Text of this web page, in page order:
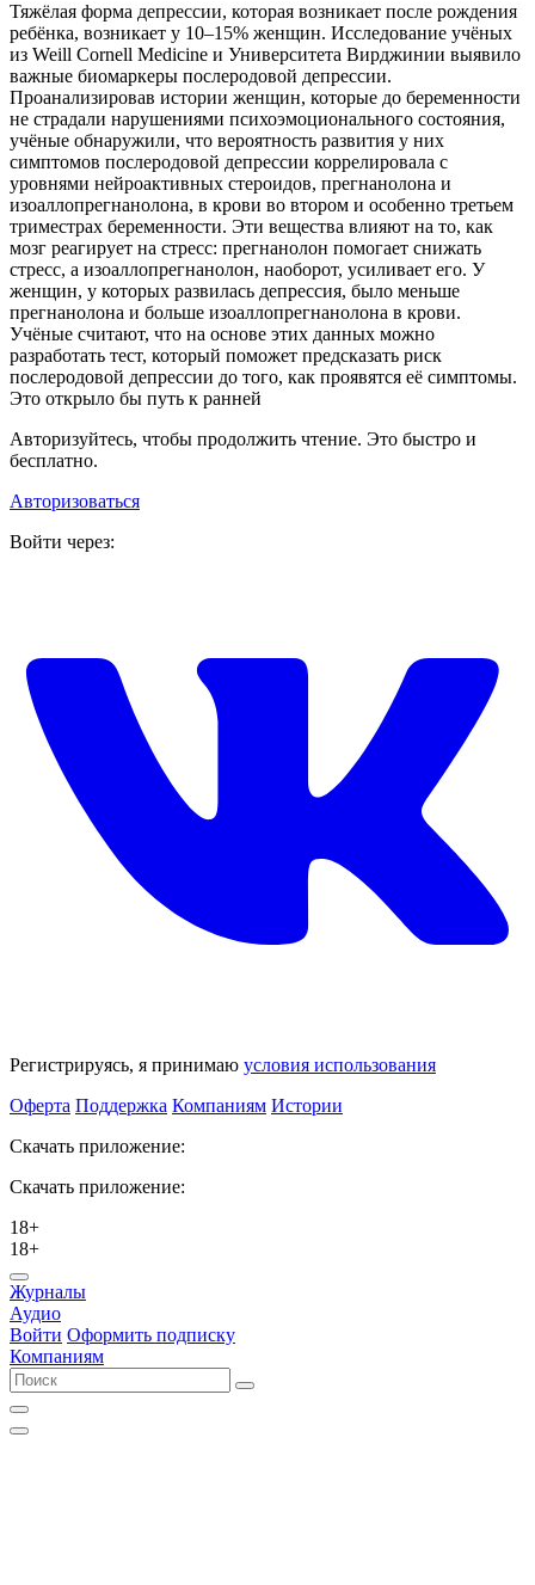
Тяжёлая форма депрессии, которая возникает после рождения
ребёнка, возникает у 10–15% женщин. Исследование учёных
из Weill Cornell Medicine и Университета Вирджинии выявило
важные биомаркеры послеродовой депрессии.
Проанализировав истории женщин, которые до беременности
не страдали нарушениями психоэмоционального состояния,
учёные обнаружили, что вероятность развития у них
симптомов послеродовой депрессии коррелировала с
уровнями нейроактивных стероидов, прегнанолона и
изоаллопрегнанолона, в крови во втором и особенно третьем
триместрах беременности. Эти вещества влияют на то, как
мозг реагирует на стресс: прегнанолон помогает снижать
стресс, а изоаллопрегнанолон, наоборот, усиливает его. У
женщин, у которых развилась депрессия, было меньше
прегнанолона и больше изоаллопрегнанолона в крови.
Учёные считают, что на основе этих данных можно
разработать тест, который поможет предсказать риск
послеродовой депрессии до того, как проявятся её симптомы.
Это открыло бы путь к ранней
Авторизуйтесь, чтобы продолжить чтение. Это быстро и
бесплатно.
Авторизоваться
Войти через:
Регистрируясь, я принимаю условия использования
Оферта Поддержка Компаниям Истории
Скачать приложение:
Скачать приложение:
18+
18+
Журналы
Аудио
Войти Оформить подписку
Компаниям